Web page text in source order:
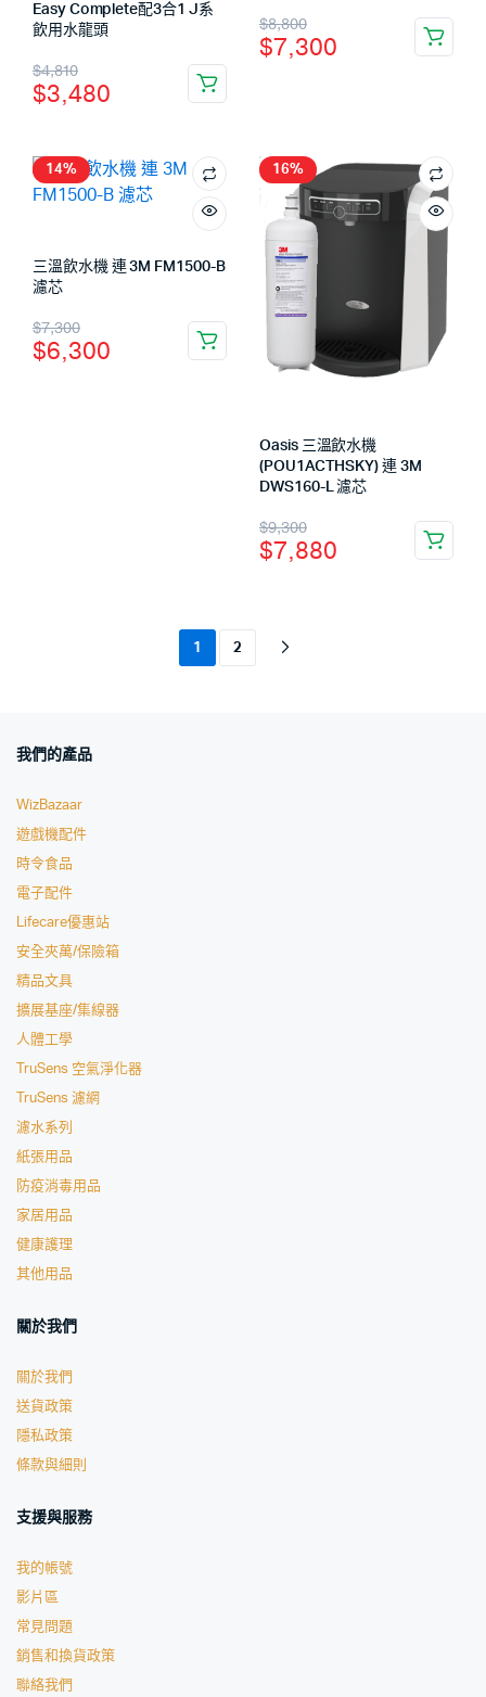
Easy Complete配3合1 J系
飲用水龍頭
$4,810
$3,480
$8,800
$7,300
14%
三溫飲水機 連 3M FM1500-B
濾芯
$7,300
$6,300
16%
Oasis 三溫飲水機
(POU1ACTHSKY) 連 3M
DWS160-L 濾芯
$9,300
$7,880
1 2
我們的產品
WizBazaar
遊戲機配件
時令食品
電子配件
Lifecare優惠站
安全夾萬/保險箱
精品文具
擴展基座/集線器
人體工學
TruSens 空氣淨化器
TruSens 濾網
濾水系列
紙張用品
防疫消毒用品
家居用品
健康護理
其他用品
關於我們
關於我們
送貨政策
隱私政策
條款與細則
支援與服務
我的帳號
影片區
常見問題
銷售和換貨政策
聯絡我們